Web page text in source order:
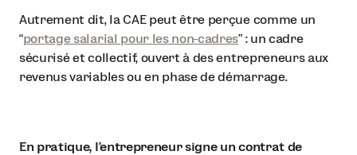
Autrement dit, la CAE peut être perçue comme un
“portage salarial pour les non-cadres” : un cadre
sécurisé et collectif, ouvert à des entrepreneurs aux
revenus variables ou en phase de démarrage.
En pratique, l’entrepreneur signe un contrat de